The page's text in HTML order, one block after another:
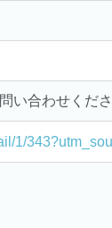
い合わせくださ
1/